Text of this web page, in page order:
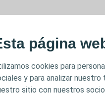
página
cookies para
y para analizar
sitio con nuestros
Compact Female
diseño pequeño y
Compact